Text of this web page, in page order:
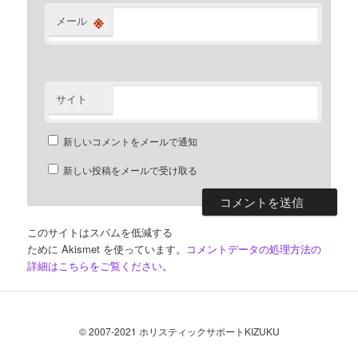
メール ※
サイト
新しいコメントをメールで通知
新しい投稿をメールで受け取る
このサイトはスパムを低減する
ために Akismet を使っています。 コメントデータの処理方法の
詳細はこちらをご覧ください。
© 2007-2021 ホリスティックサポートKIZUKU